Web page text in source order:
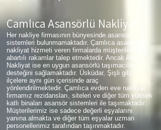
Çamlıca Asansörlü Nakliyat
Her nakliye firmasının bünyesinde asansör
sistemleri bulunmamaktadır. Çamlıca asansörlü
nakliyat hizmeti veren firmalarda müşterilerinden
abartılı rakamlar talep etmektedir. Ancak Anı
Nakliyat ise en uygun asansörlü taşımacılık
desteğini sağlamaktadır. Üsküdar, Şişli gibi
ilçelere aynı gün içerisinde araç
yönlendirilmektedir. Çamlıca evden eve nakliyat
firmamız rezidansları, siteleri ve diğer tüm yüksek
katlı binaları asansör sistemleri ile taşımaktadır.
Müşterilerimiz ise sadece değerli eşyalarını
yanına almakta ve diğer tüm eşyalar uzman
personellerimiz tarafından taşınmaktadır.